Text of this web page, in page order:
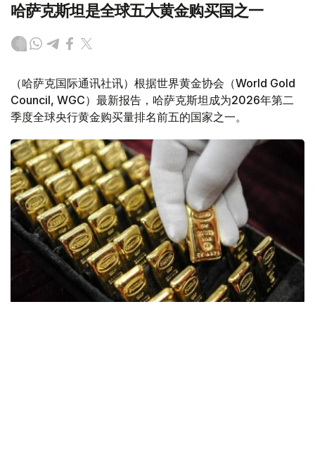
哈萨克斯坦是全球五大黄金购买国之一
（哈萨克国际通讯社讯）根据世界黄金协会（World Gold
Council, WGC）最新报告，哈萨克斯坦成为2026年第二
季度全球央行黄金购买量排名前五的国家之一。